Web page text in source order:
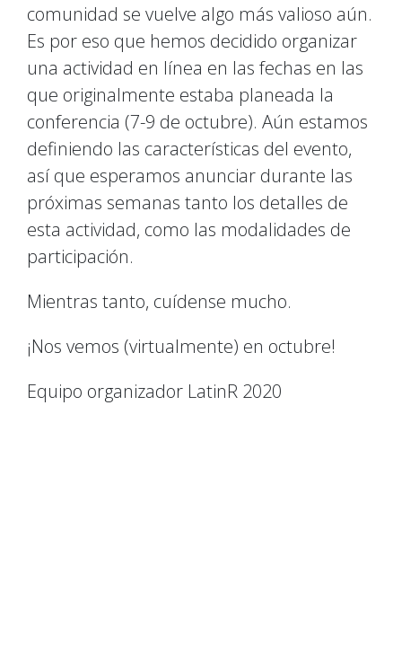
comunidad se vuelve algo más valioso aún.
Es por eso que hemos decidido organizar
una actividad en línea en las fechas en las
que originalmente estaba planeada la
conferencia (7-9 de octubre). Aún estamos
definiendo las características del evento,
así que esperamos anunciar durante las
próximas semanas tanto los detalles de
esta actividad, como las modalidades de
participación.
Mientras tanto, cuídense mucho.
¡Nos vemos (virtualmente) en octubre!
Equipo organizador LatinR 2020